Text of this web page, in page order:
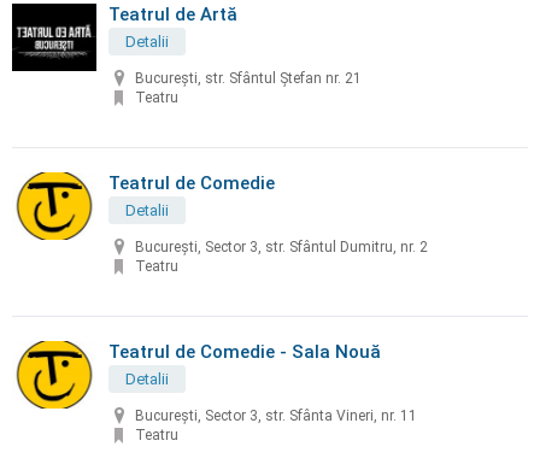
Teatrul de Artă
Detalii
București, str. Sfântul Ștefan nr. 21
Teatru
Teatrul de Comedie
Detalii
Bucureşti, Sector 3, str. Sfântul Dumitru, nr. 2
Teatru
Teatrul de Comedie - Sala Nouă
Detalii
Bucureşti, Sector 3, str. Sfânta Vineri, nr. 11
Teatru